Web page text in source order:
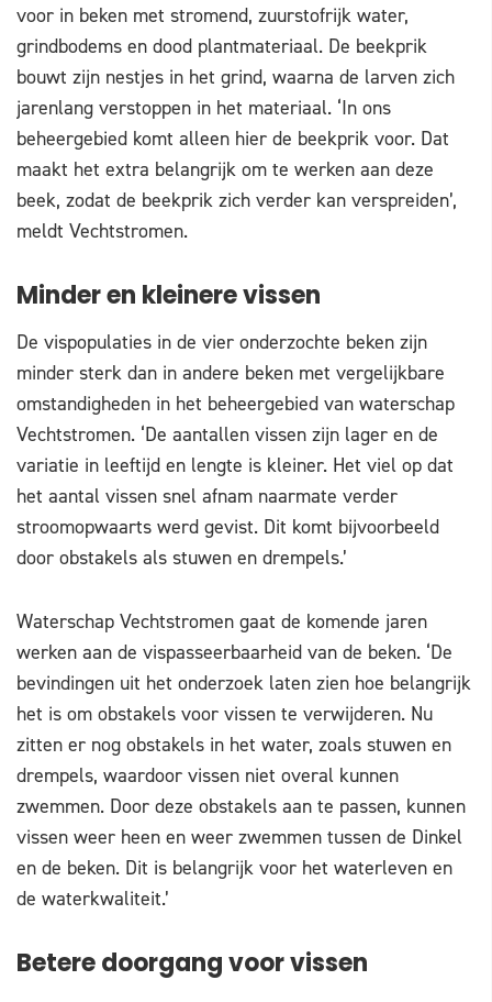
voor in beken met stromend, zuurstofrijk water,
grindbodems en dood plantmateriaal. De beekprik
bouwt zijn nestjes in het grind, waarna de larven zich
jarenlang verstoppen in het materiaal. ‘In ons
beheergebied komt alleen hier de beekprik voor. Dat
maakt het extra belangrijk om te werken aan deze
beek, zodat de beekprik zich verder kan verspreiden’,
meldt Vechtstromen.
Minder en kleinere vissen
De vispopulaties in de vier onderzochte beken zijn
minder sterk dan in andere beken met vergelijkbare
omstandigheden in het beheergebied van waterschap
Vechtstromen. ‘De aantallen vissen zijn lager en de
variatie in leeftijd en lengte is kleiner. Het viel op dat
het aantal vissen snel afnam naarmate verder
stroomopwaarts werd gevist. Dit komt bijvoorbeeld
door obstakels als stuwen en drempels.’
Waterschap Vechtstromen gaat de komende jaren
werken aan de vispasseerbaarheid van de beken. ‘De
bevindingen uit het onderzoek laten zien hoe belangrijk
het is om obstakels voor vissen te verwijderen. Nu
zitten er nog obstakels in het water, zoals stuwen en
drempels, waardoor vissen niet overal kunnen
zwemmen. Door deze obstakels aan te passen, kunnen
vissen weer heen en weer zwemmen tussen de Dinkel
en de beken. Dit is belangrijk voor het waterleven en
de waterkwaliteit.’
Betere doorgang voor vissen